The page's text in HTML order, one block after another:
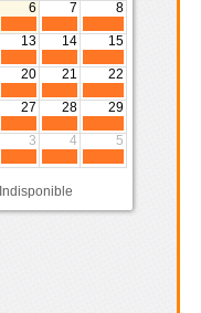
6 7 8
13 14 15
20 21 22
27 28 29
3 4 5
Indisponible